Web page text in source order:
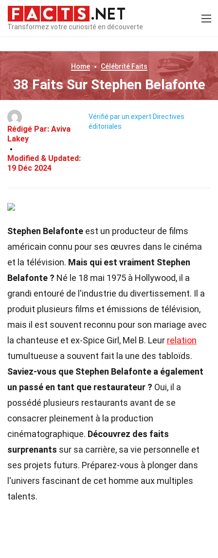
Transformez votre curiosité en découverte
Home CélébritéFaits
38 Faits Sur Stephen Belafonte
Rédigé Par: Aviva
Lakey
Modified & Updated:
19 Déc 2024
Vérifié par un expert Directives
éditoriales
Stephen Belafonte est un producteur de films
américain connu pour ses œuvres dans le cinéma
et la télévision. Mais qui est vraiment Stephen
Belafonte ? Né le 18 mai 1975 à Hollywood, il a
grandi entouré de l'industrie du divertissement. Il a
produit plusieurs films et émissions de télévision,
mais il est souvent reconnu pour son mariage avec
la chanteuse et ex-Spice Girl, Mel B. Leur relation
tumultueuse a souvent fait la une des tabloïds.
Saviez-vous que Stephen Belafonte a également
un passé en tant que restaurateur ? Oui, il a
possédé plusieurs restaurants avant de se
consacrer pleinement à la production
cinématographique. Découvrez des faits
surprenants sur sa carrière, sa vie personnelle et
ses projets futurs. Préparez-vous à plonger dans
l'univers fascinant de cet homme aux multiples
talents.